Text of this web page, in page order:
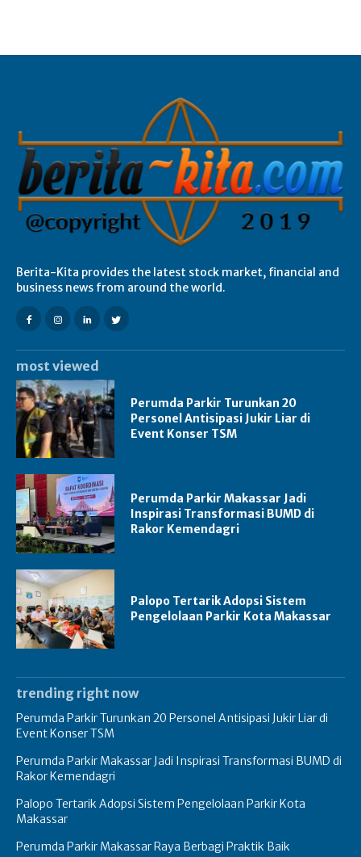
Berita-Kita provides the latest stock market, financial and
business news from around the world.
most viewed
Perumda Parkir Turunkan 20
Personel Antisipasi Jukir Liar di
Event Konser TSM
Perumda Parkir Makassar Jadi
Inspirasi Transformasi BUMD di
Rakor Kemendagri
Palopo Tertarik Adopsi Sistem
Pengelolaan Parkir Kota Makassar
trending right now
Perumda Parkir Turunkan 20 Personel Antisipasi Jukir Liar di
Event Konser TSM
Perumda Parkir Makassar Jadi Inspirasi Transformasi BUMD di
Rakor Kemendagri
Palopo Tertarik Adopsi Sistem Pengelolaan Parkir Kota
Makassar
Perumda Parkir Makassar Raya Berbagi Praktik Baik